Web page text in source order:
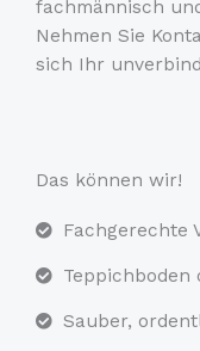
fachmännisch
Nehmen Sie
sich Ihr
Das können wir!
Fachgerechte
Teppichboden
Sauber,